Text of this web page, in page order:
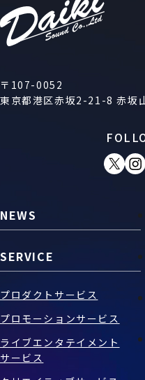
〒107-0052
東京都港区赤坂2-21-8 赤坂
NEWS
SERVICE
プロダクトサービス
プロモーションサービス
ライブエンタテイメント
サービス